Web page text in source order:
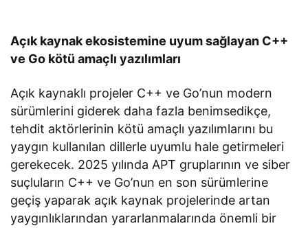
Açık kaynak ekosistemine uyum sağlayan C++
ve Go kötü amaçlı yazılımları
Açık kaynaklı projeler C++ ve Go’nun modern
sürümlerini giderek daha fazla benimsedikçe,
tehdit aktörlerinin kötü amaçlı yazılımlarını bu
yaygın kullanılan dillerle uyumlu hale getirmeleri
gerekecek. 2025 yılında APT gruplarının ve siber
suçluların C++ ve Go’nun en son sürümlerine
geçiş yaparak açık kaynak projelerinde artan
yaygınlıklarından yararlanmalarında önemli bir